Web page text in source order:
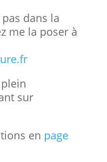
dans la
me la poser à
sur
en page